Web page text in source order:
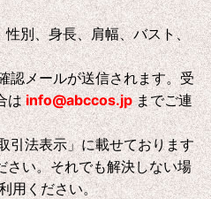
別、身長、肩幅、バスト、
認メールが送信されます。受
はinfo@abccos.jp までご連
引法表示」に載せております
さい。それでも解決しない場
用ください。